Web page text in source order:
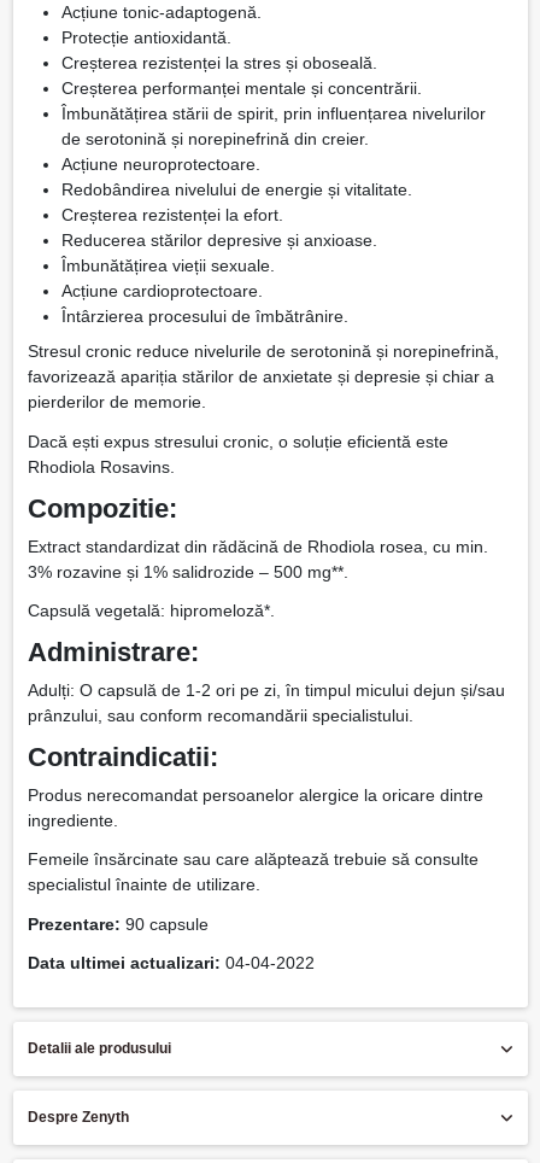
Acțiune tonic-adaptogenă.
Protecție antioxidantă.
Creșterea rezistenței la stres și oboseală.
Creșterea performanței mentale și concentrării.
Îmbunătățirea stării de spirit, prin influențarea nivelurilor
de serotonină și norepinefrină din creier.
Acțiune neuroprotectoare.
Redobândirea nivelului de energie și vitalitate.
Creșterea rezistenței la efort.
Reducerea stărilor depresive și anxioase.
Îmbunătățirea vieții sexuale.
Acțiune cardioprotectoare.
Întârzierea procesului de îmbătrânire.
Stresul cronic reduce nivelurile de serotonină și norepinefrină,
favorizează apariția stărilor de anxietate și depresie și chiar a
pierderilor de memorie.
Dacă ești expus stresului cronic, o soluție eficientă este
Rhodiola Rosavins.
Compozitie:
Extract standardizat din rădăcină de Rhodiola rosea, cu min.
3% rozavine și 1% salidrozide – 500 mg**.
Capsulă vegetală: hipromeloză*.
Administrare:
Adulți: O capsulă de 1-2 ori pe zi, în timpul micului dejun și/sau
prânzului, sau conform recomandării specialistului.
Contraindicatii:
Produs nerecomandat persoanelor alergice la oricare dintre
ingrediente.
Femeile însărcinate sau care alăptează trebuie să consulte
specialistul înainte de utilizare.
Prezentare: 90 capsule
Data ultimei actualizari: 04-04-2022
Detalii ale produsului
Despre Zenyth